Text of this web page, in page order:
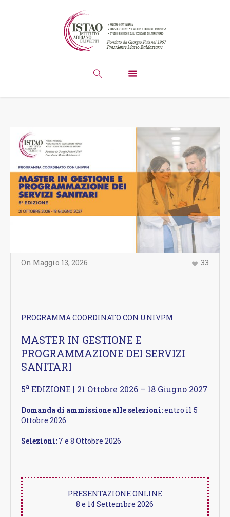
On Maggio 13, 2026 33
PROGRAMMA COORDINATO CON UNIVPM
MASTER IN GESTIONE E
PROGRAMMAZIONE DEI SERVIZI
SANITARI
5aEDIZIONE | 21 Ottobre 2026 – 18 Giugno 2027
Domanda di ammissione alle selezioni:entro il 5
Ottobre 2026
Selezioni:7 e 8 Ottobre 2026
PRESENTAZIONE ONLINE
8 e 14 Settembre 2026